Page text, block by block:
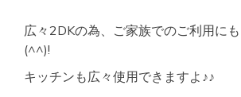
広々2DKの為、ご家族でのご利用に
(^^)!
キッチンも広々使用できますよ♪♪